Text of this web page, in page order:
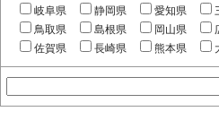
岐阜県
静岡県 愛知県
鳥取県
島根県 岡山県
佐賀県
長崎県 熊本県